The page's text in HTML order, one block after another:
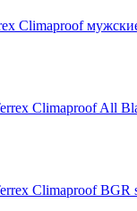
Climaproof
Climaproof All
Climaproof BGR